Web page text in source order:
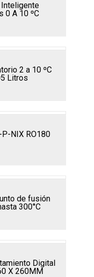
Inteligente
0 A 10 ºC
2 a 10 ºC
Litros
P-NIX RO180
de fusión
300°C
Digital
X 260MM